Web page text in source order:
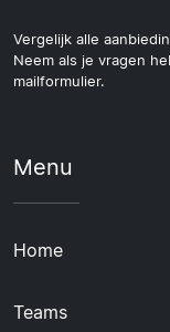
Vergelijk alle
Neem als je vragen
mailformulier.
Menu
Home
Teams